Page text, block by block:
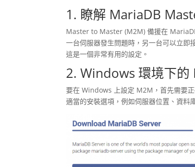
1. 瞭解 MariaDB
Master to Master (M2M) 備援在
一台伺服器發生問題時，另一台可以立即
這是一個非常有用的設定。
2. Windows 環境下的
要在 Windows 上設定 M2M，首先需要
適當的安裝選項，例如伺服器位置、資料